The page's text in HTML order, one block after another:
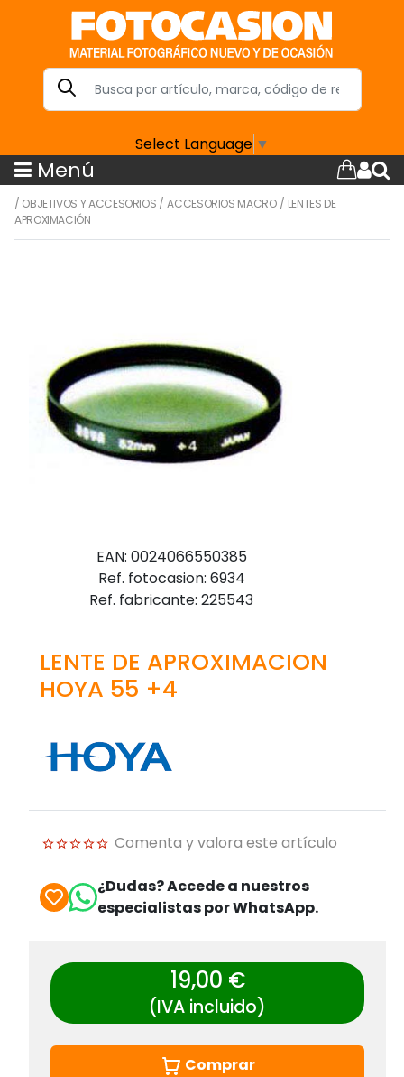
Select Language ▼
Menú
/ OBJETIVOS Y ACCESORIOS /ACCESORIOS MACRO/ LENTES DE
APROXIMACIÓN
EAN: 0024066550385
Ref. fotocasion: 6934
Ref. fabricante: 225543
LENTE DE APROXIMACION
HOYA 55 +4
Comenta y valora este artículo
¿Dudas? Accede a nuestros
especialistas por WhatsApp.
19,00 €
(IVA incluido)
Comprar